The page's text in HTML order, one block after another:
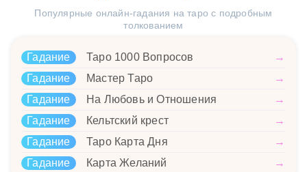
Популярные онлайн-гадания на таро с подробным
толкованием
Гадание Таро 1000 Вопросов
→
Гадание
Мастер Таро
→
Гадание
На Любовь и Отношения
→
Гадание
Кельтский крест
→
Гадание
Таро Карта Дня
→
Гадание
Карта Желаний →